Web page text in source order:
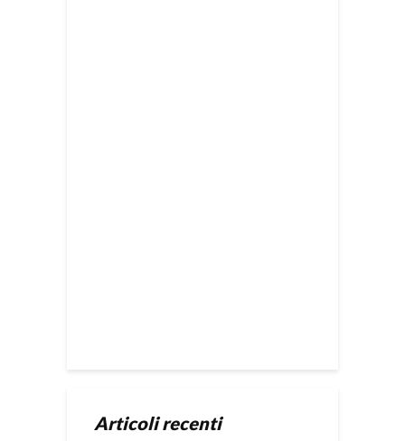
Articoli recenti